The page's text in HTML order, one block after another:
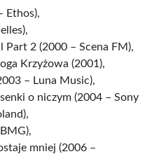
Ethos),
Part 2 (2000 – Scena FM),
Krzyżowa (2001),
– Luna Music),
o niczym (2004 – Sony
mniej (2006 –